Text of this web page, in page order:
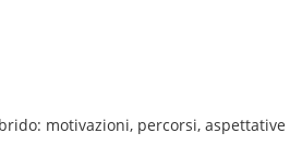
motivazioni, percorsi, aspettative